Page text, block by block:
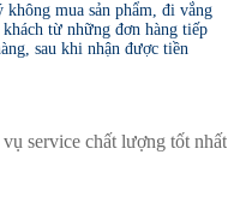
mua sản phẩm, đi vắng
từ những đơn hàng tiếp
sau khi nhận được tiền
service chất lượng tốt nhất